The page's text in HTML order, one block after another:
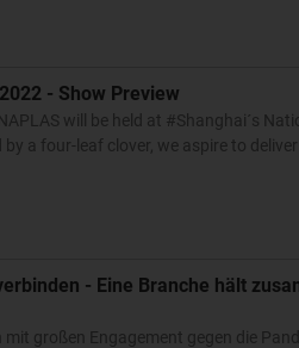
- Show Preview
will be held at #Shanghai´s
a four-leaf clover, we aspire to
- Eine Branche hält
mit großen Engagement gegen die